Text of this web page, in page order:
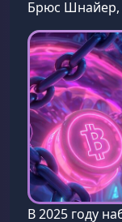
Брюс Шнайер,
В 2025 году